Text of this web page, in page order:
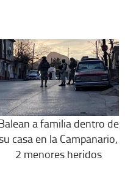
a familia dentro de
casa en la Campanario,
2 menores heridos